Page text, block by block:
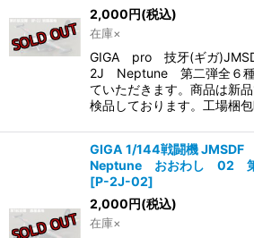
2,000円(税込)
在庫×
GIGA pro 技牙(ギガ
2J Neptune 第二弾全６種
ていただきます。商品は新
検品しております。工場梱
GIGA 1/144戦闘機
Neptune おおわし 02
[P-2J-02]
2,000円(税込)
在庫×